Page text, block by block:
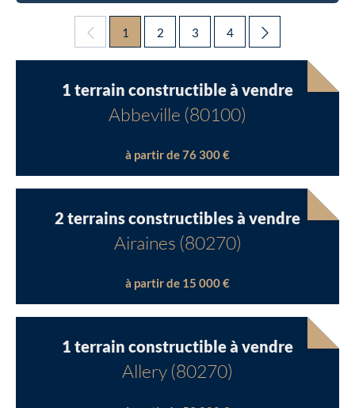
1 2 3 4
1 terrain constructible à vendre
Abbeville (80100)
à partir de 76 300 €
2 terrains constructibles à vendre
Airaines (80270)
à partir de 15 000 €
1 terrain constructible à vendre
Allery (80270)